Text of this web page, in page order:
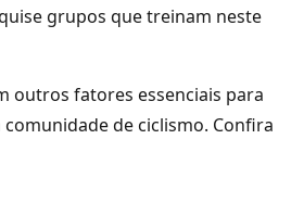
grupos que treinam neste
outros fatores essenciais para
de ciclismo. Confira